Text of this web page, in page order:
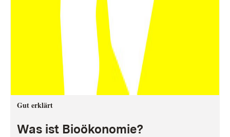
Gut erklärt
Was ist Bioökonomie?